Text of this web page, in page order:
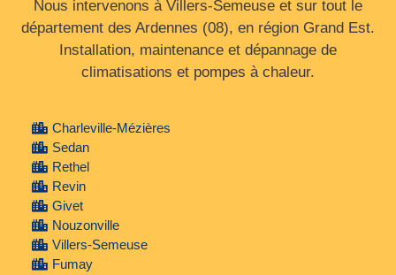
Nous intervenons à Villers-Semeuse et sur tout le
département des Ardennes (08), en région Grand Est.
Installation, maintenance et dépannage de
climatisations et pompes à chaleur.
Charleville-Mézières
Sedan
Rethel
Revin
Givet
Nouzonville
Villers-Semeuse
Fumay